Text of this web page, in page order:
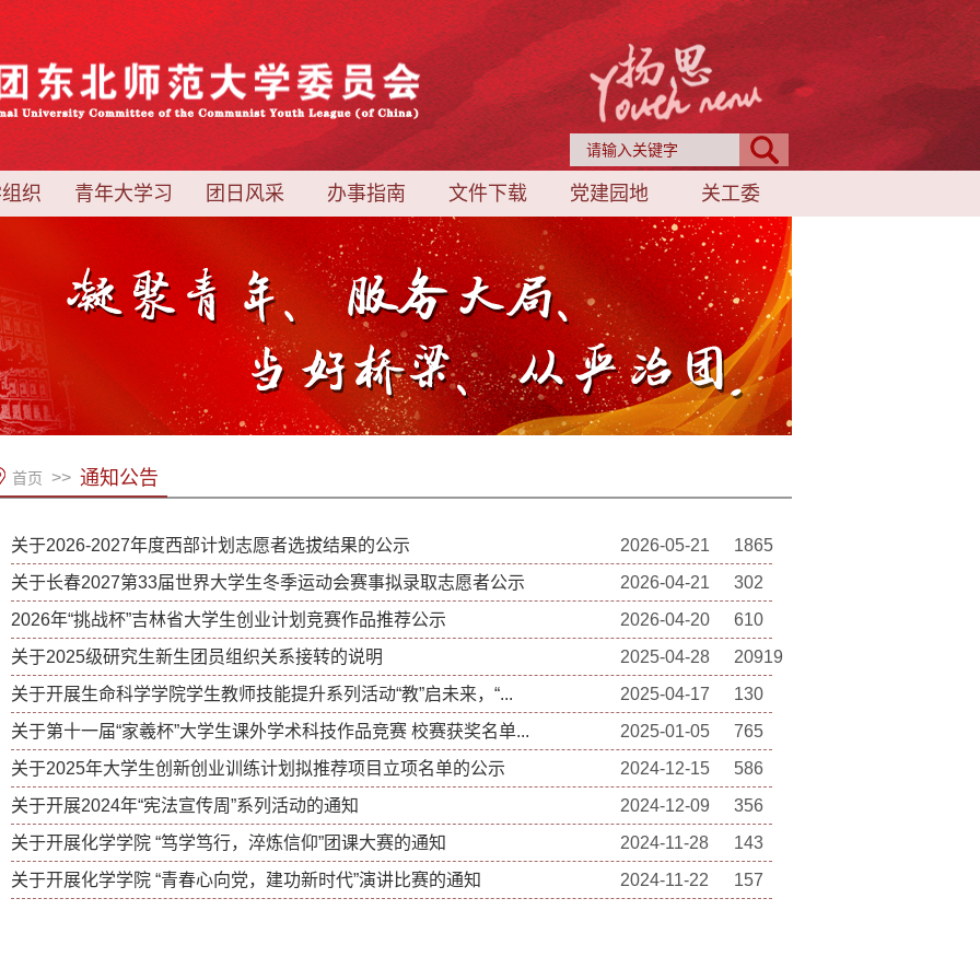
织 青年大学习 团日风采 办事指南 文件下载 党建园地 关工委
首页 >> 通知公告
关于2026-2027年度西部计划志愿者选拔结果的公示 2026-05-21
1865
关于长春2027第33届世界大学生冬季运动会赛事拟录取志愿者公示
2026-04-21
302
2026年“挑战杯”吉林省大学生创业计划竞赛作品推荐公示
2026-04-20
610
关于2025级研究生新生团员组织关系接转的说明
2025-04-28
20919
关于开展生命科学学院学生教师技能提升系列活动“教”启未来，“...
2025-04-17
130
关于第十一届“家羲杯”大学生课外学术科技作品竞赛 校赛获奖名单...
2025-01-05
765
关于2025年大学生创新创业训练计划拟推荐项目立项名单的公示
2024-12-15
586
关于开展2024年“宪法宣传周”系列活动的通知
2024-12-09
356
关于开展化学学院 “笃学笃行，淬炼信仰”团课大赛的通知
2024-11-28
143
关于开展化学学院 “青春心向党，建功新时代”演讲比赛的通知
2024-11-22 157